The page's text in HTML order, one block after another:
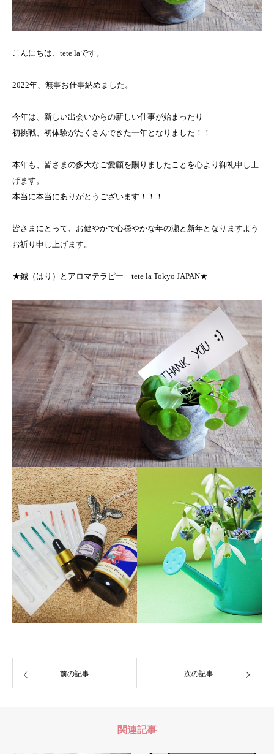
こんにちは、tete laです。
2022年、無事お仕事納めました。
今年は、新しい出会いからの新しい仕事が始まったり
初挑戦、初体験がたくさんできた一年となりました！！
本年も、皆さまの多大なご愛顧を賜りましたことを心より御礼申し上
げます。
本当に本当にありがとうございます！！！
皆さまにとって、お健やかで心穏やかな年の瀬と新年となりますよう
お祈り申し上げます。
★鍼（はり）とアロマテラピー tete la Tokyo JAPAN★
前の記事 次の記事
関連記事